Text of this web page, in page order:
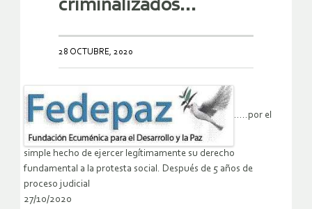
criminalizados…
28 OCTUBRE, 2020
…..por el
simple hecho de ejercer legítimamente su derecho
fundamental a la protesta social. Después de 5 años de
proceso judicial
27/10/2020